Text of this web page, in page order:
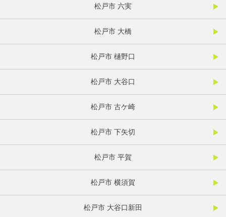
松戸市 六実
松戸市 大橋
松戸市 樋野口
松戸市 大谷口
松戸市 古ケ崎
松戸市 下矢切
松戸市 平賀
松戸市 横須賀
松戸市 大谷口新田